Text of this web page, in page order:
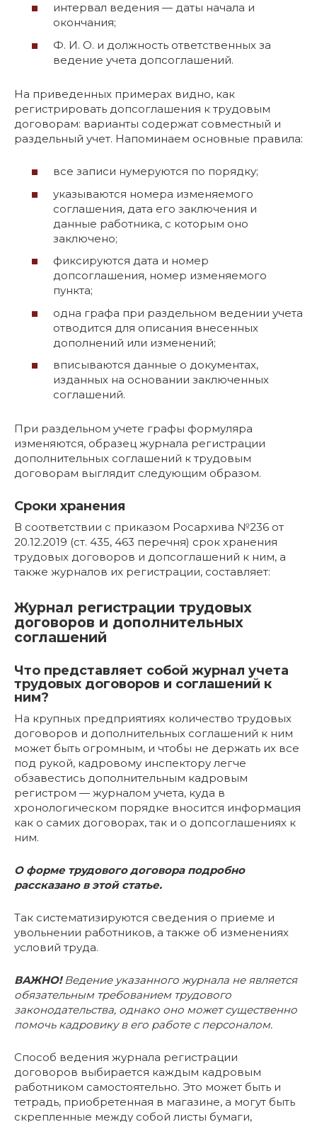
интервал ведения — даты начала и
окончания;
Ф. И. О. и должность ответственных за
ведение учета допсоглашений.
На приведенных примерах видно, как
регистрировать допсоглашения к трудовым
договорам: варианты содержат совместный и
раздельный учет. Напоминаем основные правила:
все записи нумеруются по порядку;
указываются номера изменяемого
соглашения, дата его заключения и
данные работника, с которым оно
заключено;
фиксируются дата и номер
допсоглашения, номер изменяемого
пункта;
одна графа при раздельном ведении учета
отводится для описания внесенных
дополнений или изменений;
вписываются данные о документах,
изданных на основании заключенных
соглашений.
При раздельном учете графы формуляра
изменяются, образец журнала регистрации
дополнительных соглашений к трудовым
договорам выглядит следующим образом.
Сроки хранения
В соответствии с приказом Росархива №236 от
20.12.2019 (ст. 435, 463 перечня) срок хранения
трудовых договоров и допсоглашений к ним, а
также журналов их регистрации, составляет:
Журнал регистрации трудовых
договоров и дополнительных
соглашений
Что представляет собой журнал учета
трудовых договоров и соглашений к
ним?
На крупных предприятиях количество трудовых
договоров и дополнительных соглашений к ним
может быть огромным, и чтобы не держать их все
под рукой, кадровому инспектору легче
обзавестись дополнительным кадровым
регистром — журналом учета, куда в
хронологическом порядке вносится информация
как о самих договорах, так и о допсоглашениях к
ним.
О форме трудового договора подробно
рассказано в этой статье.
Так систематизируются сведения о приеме и
увольнении работников, а также об изменениях
условий труда.
ВАЖНО!Ведение указанного журнала не является
обязательным требованием трудового
законодательства, однако оно может существенно
помочь кадровику в его работе с персоналом.
Способ ведения журнала регистрации
договоров выбирается каждым кадровым
работником самостоятельно. Это может быть и
тетрадь, приобретенная в магазине, а могут быть
скрепленные между собой листы бумаги,